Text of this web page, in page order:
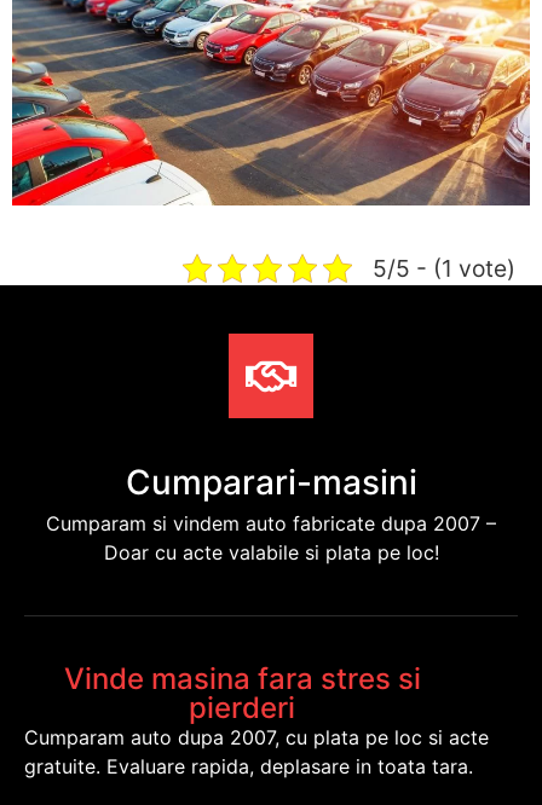
5/5 - (1 vote)
Cumparari-masini
Cumparam si vindem auto fabricate dupa 2007 –
Doar cu acte valabile si plata pe loc!
Vinde masina fara stres si
pierderi
Cumparam auto dupa 2007, cu plata pe loc si acte
gratuite. Evaluare rapida, deplasare in toata tara.